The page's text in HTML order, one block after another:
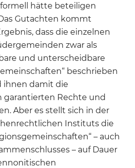
hätte beteiligen
Gutachten kommt
dass die einzelnen
zwar als
und unterscheidbare
beschrieben
ihnen damit die
garantierten Rechte und
Aber es stellt sich in der
Instituts die
– auch
– auf Dauer